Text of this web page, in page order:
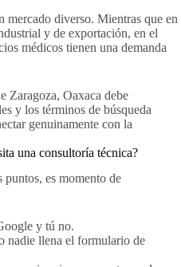
mercado diverso. Mientras que en
y de exportación, en el
médicos tienen una demanda
Zaragoza, Oaxaca debe
y los términos de búsqueda
genuinamente con la
una consultoría técnica?
puntos, es momento de
y tú no.
nadie llena el formulario de